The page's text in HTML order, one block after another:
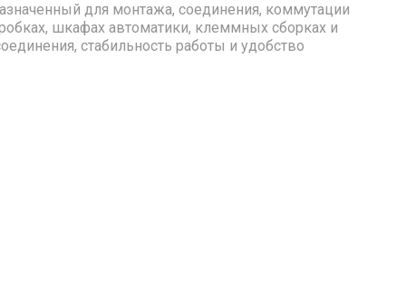
для монтажа, соединения, коммутации
шкафах автоматики, клеммных сборках и
стабильность работы и удобство